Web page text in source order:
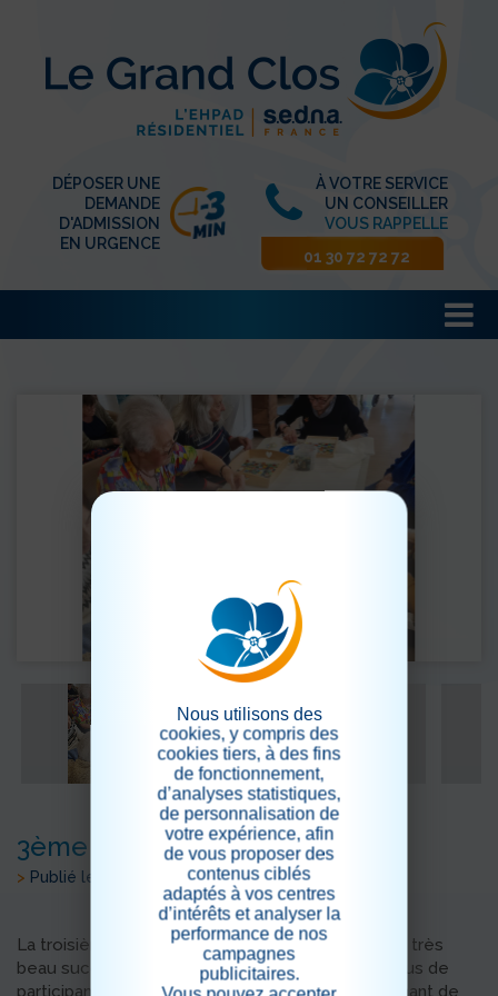
DÉPOSER UNE
DEMANDE
D'ADMISSION
EN URGENCE
À VOTRE SERVICE
UN CONSEILLER
VOUS RAPPELLE
01 30 72 72 72
3ème d'atelier mosaïque
> Publié le 10/06/2026
La troisième séance de mosaïque a rencontré un très
beau succès auprès des résidents. De plus en plus de
participants rejoignent cet atelier créatif, témoignant de
Nous utilisons des
cookies, y compris des
cookies tiers, à des fins
de fonctionnement,
d’analyses statistiques,
de personnalisation de
votre expérience, afin
de vous proposer des
contenus ciblés
adaptés à vos centres
d’intérêts et analyser la
performance de nos
campagnes
publicitaires.